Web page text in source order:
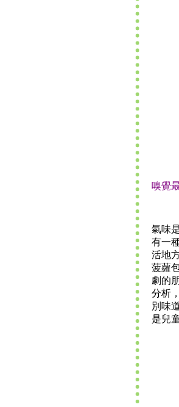
嗅覺
氣味
有一
活地
菠蘿
劇的
分析
別味
是兒